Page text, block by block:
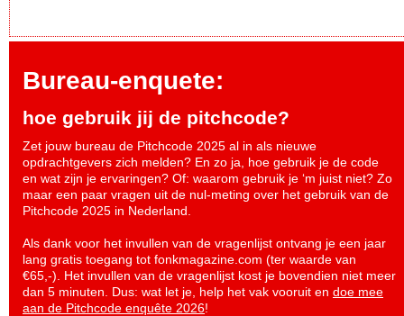
Bureau-enquete:
hoe gebruik jij de pitchcode?
Zet jouw bureau de Pitchcode 2025 al in als nieuwe
opdrachtgevers zich melden? En zo ja, hoe gebruik je de code
en wat zijn je ervaringen? Of: waarom gebruik je ‘m juist niet? Zo
maar een paar vragen uit de nul-meting over het gebruik van de
Pitchcode 2025 in Nederland.
Als dank voor het invullen van de vragenlijst ontvang je een jaar
lang gratis toegang tot fonkmagazine.com (ter waarde van
€65,-). Het invullen van de vragenlijst kost je bovendien niet meer
dan 5 minuten. Dus: wat let je, help het vak vooruit en doe mee
aan de Pitchcode enquête 2026!